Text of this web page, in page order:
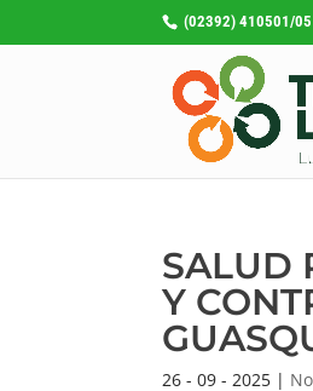
(02392) 410501/05
SALUD
Y
26 - 09 - 2025 |